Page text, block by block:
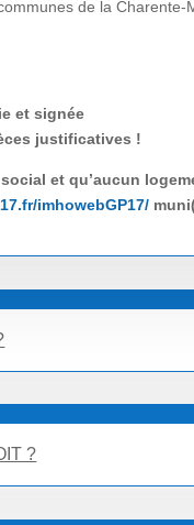
de la
et signée
justificatives !
et qu’aucun
imhowebGP17/
?